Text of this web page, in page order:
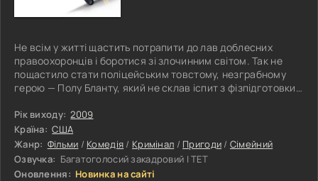
Не всім у житті щастить потрапити до лав доблесних
правоохоронців і боротися зі злочинним світом. Так не
пощастило стати поліцейським товстому, незграбному
герою — Полу Бланту, який не склав іспит з фізпідготовки.
живе в будинку матері і один виховує свою дочку, мати
якої пішла від Пола, як тільки отримала американське
громадянство. Але Пол не припиняє своїх спроб стати
поліцейським, а поки працює охоронцем великого
торгового центру «Вест
Рік виходу: 2009
Країна: США
Жанр: Фільми / Комедія / Кримінал / Пригоди / Сімейний
Озвучка: Багатоголосий закадровий | ТЕТ
Оновлення: Новинка на сайті